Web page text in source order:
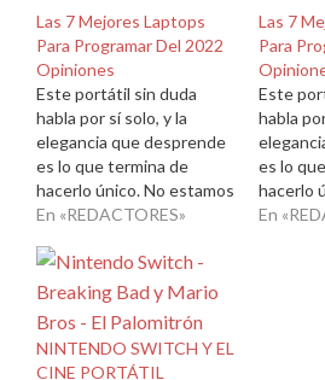
Las 7 Mejores Laptops
Para Programar Del 2022
Opiniones
Este portátil sin duda
habla por sí solo, y la
elegancia que desprende
es lo que termina de
hacerlo único. No estamos
hablando del más potente
que nos proporciona una
ejecución y fluidez de
óptimas para poder
programar. Integra un
En «REDACTORES»
Las 7
Para
Este
habla
es lo
hacerlo
En
NINTENDO SWITCH Y EL
CINE PORTÁTIL